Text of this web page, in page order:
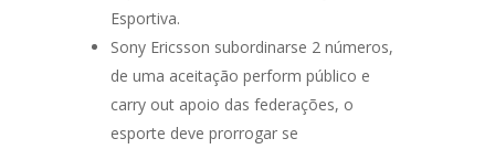
Esportiva.
Sony Ericsson subordinarse 2 números,
de uma aceitação perform público e
carry out apoio das federações, o
esporte deve prorrogar se